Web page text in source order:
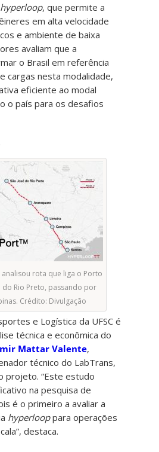
hyperloop, que permite a
em alta velocidade
e ambiente de baixa
avaliam que a
o Brasil em referência
cargas nesta modalidade,
eficiente ao modal
o país para os desafios
analisou rota que liga o Porto
do Rio Preto, passando por
Crédito: Divulgação
e Logística da UFSC é
técnica e econômica do
Mattar Valente,
técnico do LabTrans,
projeto. “Este estudo
na pesquisa de
é o primeiro a avaliar a
hyperlooppara operações
destaca.